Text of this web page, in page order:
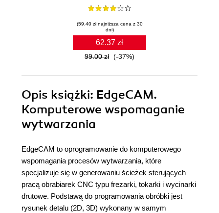
(59.40 zł najniższa cena z 30
dni)
62.37 zł
99.00 zł (-37%)
Opis książki: EdgeCAM.
Komputerowe wspomaganie
wytwarzania
EdgeCAM to oprogramowanie do komputerowego
wspomagania procesów wytwarzania, które
specjalizuje się w generowaniu ścieżek sterujących
pracą obrabiarek CNC typu frezarki, tokarki i wycinarki
drutowe. Podstawą do programowania obróbki jest
rysunek detalu (2D, 3D) wykonany w samym